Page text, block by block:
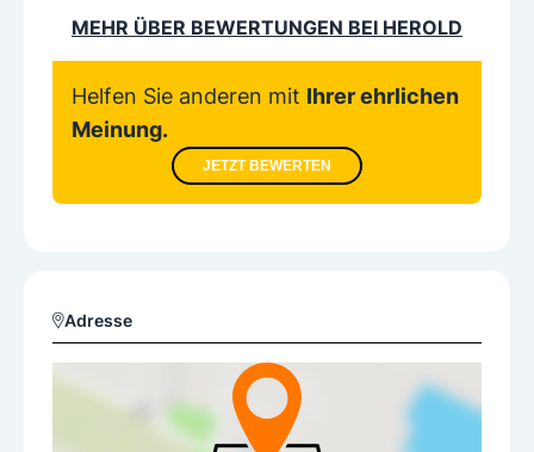
MEHR ÜBER BEWERTUNGEN BEI HEROLD
Helfen Sie anderen mit Ihrer ehrlichen
Meinung.
JETZT BEWERTEN
Adresse